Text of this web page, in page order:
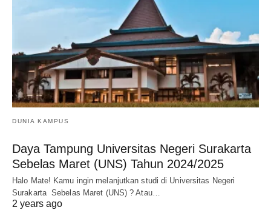
DUNIA KAMPUS
Daya Tampung Universitas Negeri Surakarta
Sebelas Maret (UNS) Tahun 2024/2025
Halo Mate! Kamu ingin melanjutkan studi di Universitas Negeri
Surakarta Sebelas Maret (UNS) ? Atau…
2 years ago